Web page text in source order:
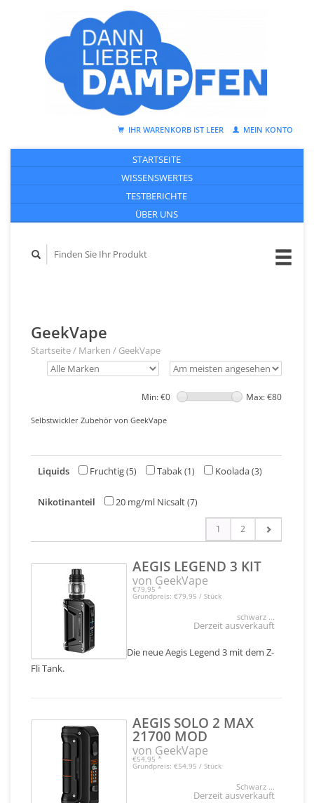
IHR WARENKORB IST LEER MEIN KONTO
STARTSEITE
WISSENSWERTES
TESTBERICHTE
ÜBER UNS
GeekVape
Startseite/ Marken / GeekVape
Min: €0 Max: €80
Selbstwickler Zubehör von GeekVape
Liquids Fruchtig(5) Tabak(1) Koolada(3)
Nikotinanteil 20 mg/ml Nicsalt(7)
1 2
AEGIS LEGEND 3 KIT
von GeekVape
€79,95 *
Grundpreis: €79,95 / Stück
schwarz ...
Derzeit ausverkauft
Die neue Aegis Legend 3 mit dem Z-
Fli Tank.
AEGIS SOLO 2 MAX
21700 MOD
von GeekVape
€54,95 *
Grundpreis: €54,95 / Stück
Schwarz ...
Derzeit ausverkauft